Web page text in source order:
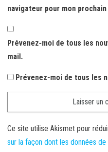
navigateur pour mon
Prévenez-moi de tous les
mail.
Prévenez-moi de tous les
Ce site utilise Akismet pour
sur la façon dont les données